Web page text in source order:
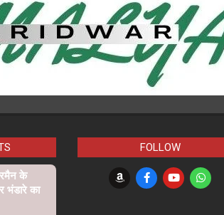
के
भंडारे का
FOLLOW